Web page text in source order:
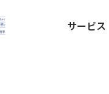
サービス